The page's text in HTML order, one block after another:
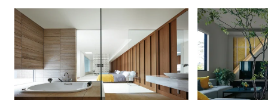
兵庫県
奈良県